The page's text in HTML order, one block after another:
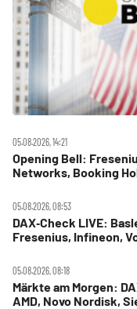
05.08.2026, 14:21
Opening Bell:
Networks, Booking
05.08.2026, 08:53
DAX‑Check LIVE:
Fresenius, Infineon,
05.08.2026, 08:18
Märkte am Morgen:
AMD, Novo Nordisk,